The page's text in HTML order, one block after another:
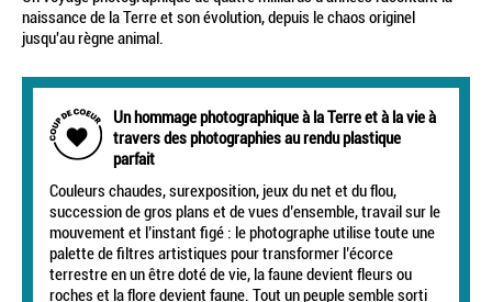
naissance de la Terre et son évolution, depuis le chaos originel
jusqu'au règne animal.
Un hommage photographique à la Terre et à la vie à
travers des photographies au rendu plastique
parfait
Couleurs chaudes, surexposition, jeux du net et du flou,
succession de gros plans et de vues d’ensemble, travail sur le
mouvement et l’instant figé : le photographe utilise toute une
palette de filtres artistiques pour transformer l’écorce
terrestre en un être doté de vie, la faune devient fleurs ou
roches et la flore devient faune. Tout un peuple semble sorti